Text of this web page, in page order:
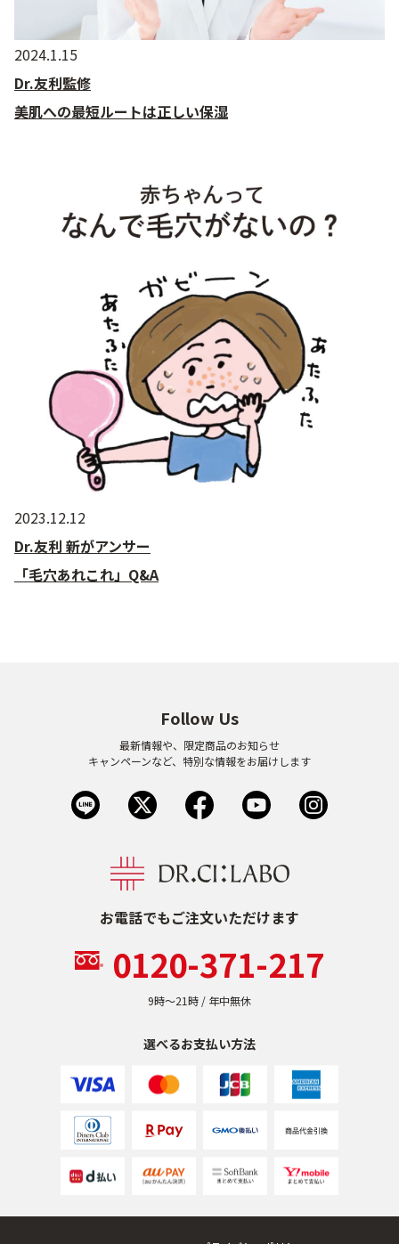
2024.1.15
Dr.友利監修
美肌への最短ルートは正しい保湿
2023.12.12
Dr.友利 新がアンサー
「毛穴あれこれ」Q&A
お電話でもご注文いただけます
0120-371-217
9時〜21時 / 年中無休
選べるお支払い方法
Follow Us
最新情報や、限定商品のお知らせ
キャンペーンなど、特別な情報をお届けします